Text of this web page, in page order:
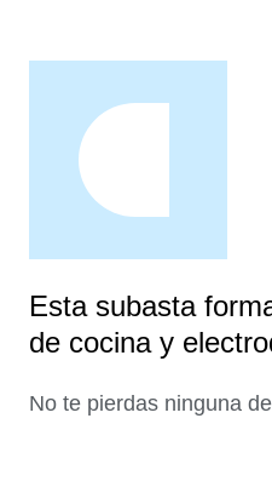
Esta subasta
de cocina y
No te pierdas ninguna